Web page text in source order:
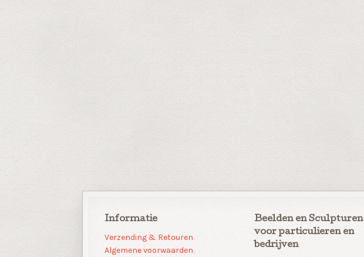
Informatie
Verzending & Retouren
Algemene voorwaarden
Beelden en Sculpturen
voor particulieren en
bedrijven